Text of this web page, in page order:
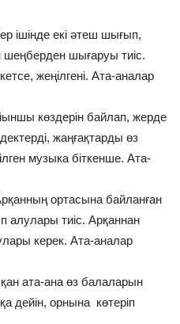
ішінде екі әтеш шығып,
шеңберден шығаруы тиіс.
жеңілгені. Ата-аналар
көздерін байлап, жерде
жаңғақтарды өз
музыка біткенше. Ата-
ортасына байланған
алулары тиіс. Арқаннан
керек. Ата-аналар
ата-ана өз балаларын
дейін, орнына көтеріп